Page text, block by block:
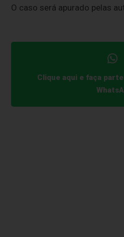
O caso será apurado pelas
Clique aqui e faça